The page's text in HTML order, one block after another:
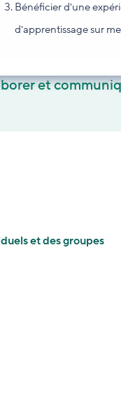
Bénéficier d'une
d'apprentissage sur
et
et des groupes